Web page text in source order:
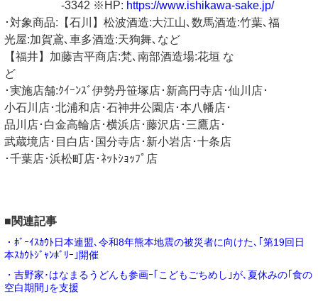
-3342 ※HP: https://www.ishikawa-sake.jp/
･対象商品:【石川】松波酒造:大江山､数馬酒造:竹葉､福
光屋:加賀鳶､車多酒造:天狗舞､など
【福井】加藤吉平商店:梵､南部酒造場:花垣 な
ど
･実施店舗:ｸｲｰﾝｽﾞ伊勢丹笹塚店･新高円寺店･仙川店･
小石川店･北浦和店･石神井公園店･本八幡店･
品川店･白金高輪店･横浜店･藤沢店･三鷹店･
武蔵境店･目白店･国分寺店･新小岩店･十条店
･千葉店･浜松町店･ﾈｯﾄｼｮｯﾌﾟ店
■関連記事
・ﾎﾞｰｲｽｶｳﾄ日本連盟､令和8年熊本地震の被災者に向けた､｢第19回日
本ｽｶｳﾄｼﾞｬﾝﾎﾞﾘｰ｣開催
・吉野家･はなまるうどんも参画ｰ｢こどもごちめし｣が､夏休みの｢食の
空白期間｣を支援